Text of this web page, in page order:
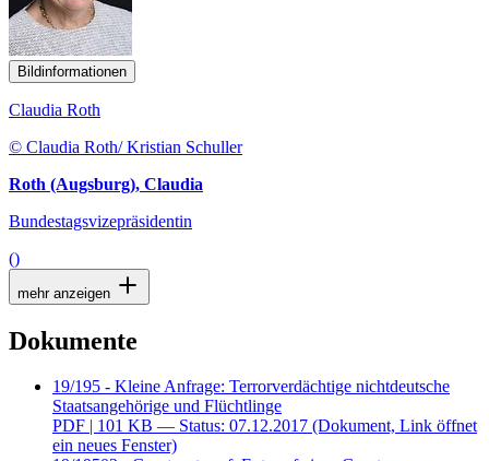
Bildinformationen
Claudia Roth
© Claudia Roth/ Kristian Schuller
Roth (Augsburg), Claudia
Bundestagsvizepräsidentin
()
mehr anzeigen
Dokumente
19/195 - Kleine Anfrage: Terrorverdächtige nichtdeutsche
Staatsangehörige und Flüchtlinge
PDF | 101 KB — Status: 07.12.2017 (Dokument, Link öffnet
ein neues Fenster)